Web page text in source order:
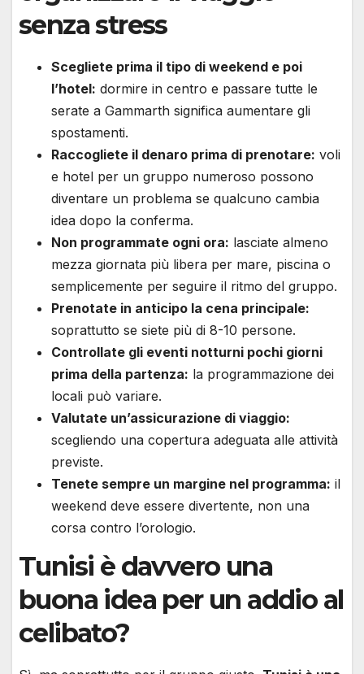
senza stress
Scegliete prima il tipo di weekend e poi
l’hotel: dormire in centro e passare tutte le
serate a Gammarth significa aumentare gli
spostamenti.
Raccogliete il denaro prima di prenotare: voli
e hotel per un gruppo numeroso possono
diventare un problema se qualcuno cambia
idea dopo la conferma.
Non programmate ogni ora: lasciate almeno
mezza giornata più libera per mare, piscina o
semplicemente per seguire il ritmo del gruppo.
Prenotate in anticipo la cena principale:
soprattutto se siete più di 8-10 persone.
Controllate gli eventi notturni pochi giorni
prima della partenza: la programmazione dei
locali può variare.
Valutate un’assicurazione di viaggio:
scegliendo una copertura adeguata alle attività
previste.
Tenete sempre un margine nel programma: il
weekend deve essere divertente, non una
corsa contro l’orologio.
Tunisi è davvero una
buona idea per un addio al
celibato?